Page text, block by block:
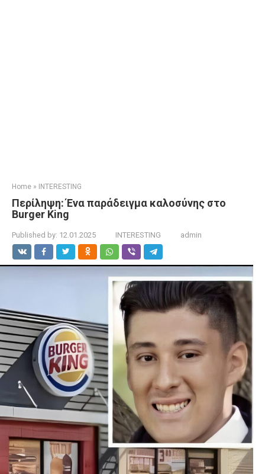
Home » INTERESTING
Περίληψη: Ένα παράδειγμα καλοσύνης στο
Burger King
Published by: 12.01.2025 INTERESTING admin